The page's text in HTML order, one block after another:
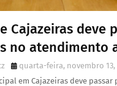
Cajazeiras deve
no atendimento
quarta-feira, novembro 13,
em Cajazeiras deve passar